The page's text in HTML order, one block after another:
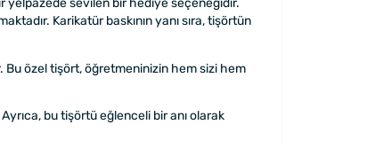
yelpazede sevilen bir hediye seçeneğidir.
Karikatür baskının yanı sıra, tişörtün
Bu özel tişört, öğretmeninizin hem sizi hem
bu tişörtü eğlenceli bir anı olarak